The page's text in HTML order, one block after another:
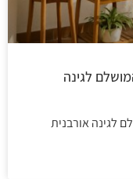
לגינה
לגינה אורבנית